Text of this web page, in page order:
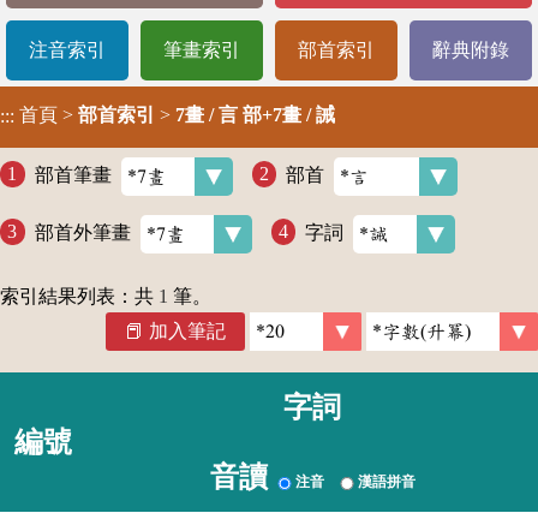
注音索引 筆畫索引 部首索引 辭典附錄
::: 首頁 > 部首索引 > 7畫 / 言 部+7畫 / 誡
部首筆畫 部首
部首外筆畫 字詞
索引結果列表：共 1 筆。
加入筆記
編號
字詞
音讀 注音 漢語拼音